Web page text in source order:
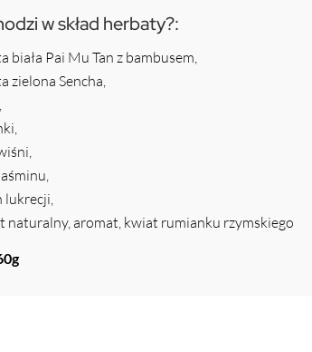
w skład herbaty?:
biała Pai Mu Tan z bambusem,
zielona Sencha,
lukrecji,
naturalny, aromat, kwiat rumianku rzymskiego